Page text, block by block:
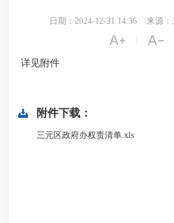
日期：2024-12-31 14:36 来源
 
详见附件
附件下载：
三元区政府办权责清单.xls